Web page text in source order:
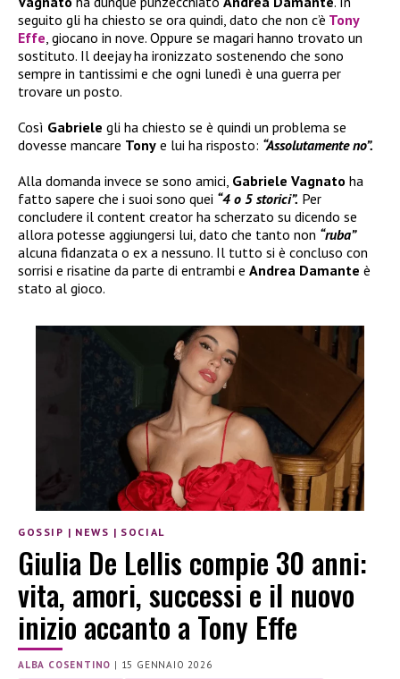
seguito gli ha chiesto se ora quindi, dato che non c’è Tony
Effe , giocano in nove. Oppure se magari hanno trovato un
sostituto. Il deejay ha ironizzato sostenendo che sono
sempre in tantissimi e che ogni lunedì è una guerra per
trovare un posto.
Così Gabriele gli ha chiesto se è quindi un problema se
dovesse mancare Tony e lui ha risposto: “Assolutamente no”.
Alla domanda invece se sono amici, Gabriele Vagnato ha
fatto sapere che i suoi sono quei “4 o 5 storici”. Per
concludere il content creator ha scherzato su dicendo se
allora potesse aggiungersi lui, dato che tanto non “ruba”
alcuna fidanzata o ex a nessuno. Il tutto si è concluso con
sorrisi e risatine da parte di entrambi e Andrea Damante è
stato al gioco.
GOSSIP | NEWS | SOCIAL
Giulia De Lellis compie 30 anni:
vita, amori, successi e il nuovo
inizio accanto a Tony Effe
ALBA COSENTINO | 15 GENNAIO 2026